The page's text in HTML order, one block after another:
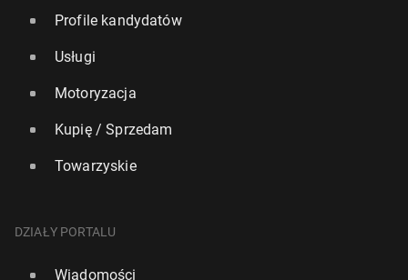
Profile kandydatów
Usługi
Motoryzacja
Kupię / Sprzedam
Towarzyskie
DZIAŁY PORTALU
Wiadomości